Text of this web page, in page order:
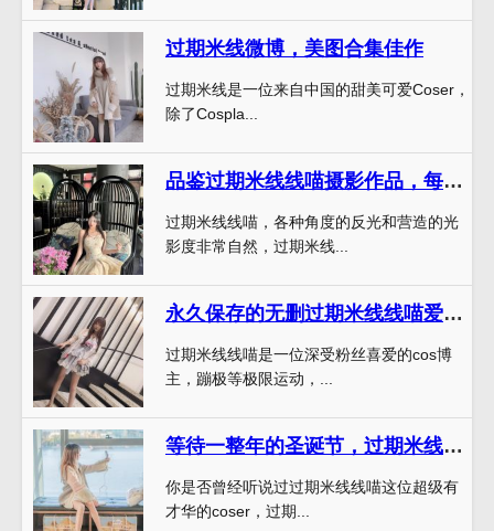
过期米线微博，美图合集佳作
过期米线是一位来自中国的甜美可爱Coser，
除了Cospla...
品鉴过期米线线喵摄影作品，每一张都是精致的艺术品
过期米线线喵，各种角度的反光和营造的光
影度非常自然，过期米线...
永久保存的无删过期米线线喵爱利社图包，你值得拥有
过期米线线喵是一位深受粉丝喜爱的cos博
主，蹦极等极限运动，...
等待一整年的圣诞节，过期米线线喵为你献上超美作品。
你是否曾经听说过过期米线线喵这位超级有
才华的coser，过期...